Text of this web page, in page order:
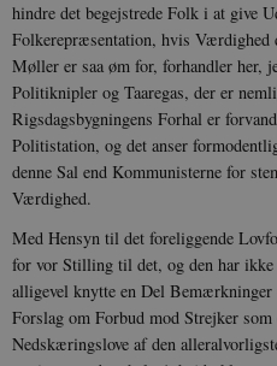
hindre det begejstrede Folk i at give
Folkerepræsentation, hvis
Møller er saa øm for, forhandler her,
Politi­knipler og Taaregas, der er
Rigsdagsbygningens Forhal er
Politistation, og det anser
denne Sal end Kommunisterne for
Værdighed.
Med Hensyn til det foreliggende
for vor Stilling til det, og den har
alligevel knytte en Del
Forslag om Forbud mod Strejker
Nedskærings­love af den
CookieScriptConsent
XSRF-TOKEN